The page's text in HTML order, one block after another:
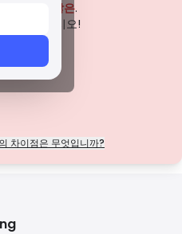
입증되지 않은.
주의하십시오!
차이점은 무엇입니까?
신뢰할 수 있는 지역 보호를 제공합니다.
이선스는 최소 자본 요건 및 AML 정책
다. 감독이 덜 엄격하므로 거래자는 주
기울이고 안전 조치를 확인해야 합니다.
한 라이선스는 종종 자금 분리 및 보험